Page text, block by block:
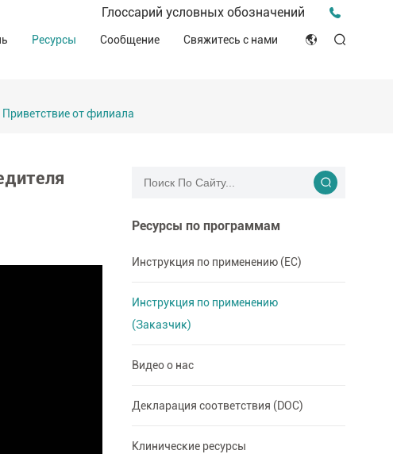
Глоссарий условных обозначений
Ресурсы
Видео о нас
Сообщение
Мероприятия и конференции
Свяжитесь с нами
от филиала
Ресурсы по программам
Инструкция по применению (ЕС)
Инструкция по применению
(Заказчик)
Видео о нас
Декларация соответствия (DOC)
Клинические ресурсы